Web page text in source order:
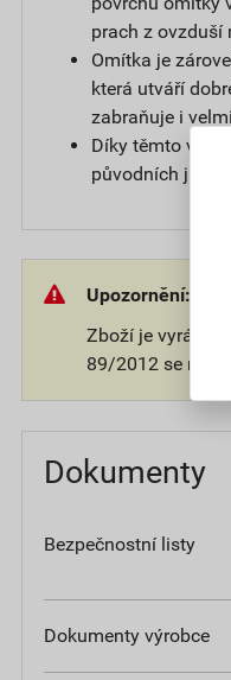
prach z ovzduší
Omítka je
která utváří
zabraňuje i
Díky těmto
původních
Upozornění:
Zboží je
89/2012 se na
Dokumenty
Bezpečnostní listy
Dokumenty výrobce